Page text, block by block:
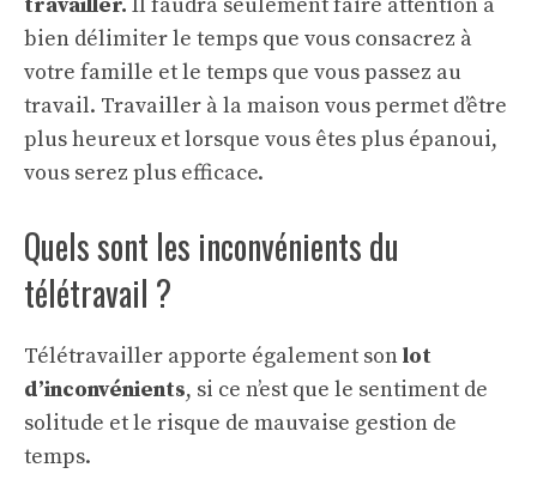
travailler. Il faudra seulement faire attention à
bien délimiter le temps que vous consacrez à
votre famille et le temps que vous passez au
travail. Travailler à la maison vous permet d’être
plus heureux et lorsque vous êtes plus épanoui,
vous serez plus efficace.
Quels sont les inconvénients du
télétravail ?
Télétravailler apporte également sonlot
d’inconvénients, si ce n’est que le sentiment de
solitude et le risque de mauvaise gestion de
temps.